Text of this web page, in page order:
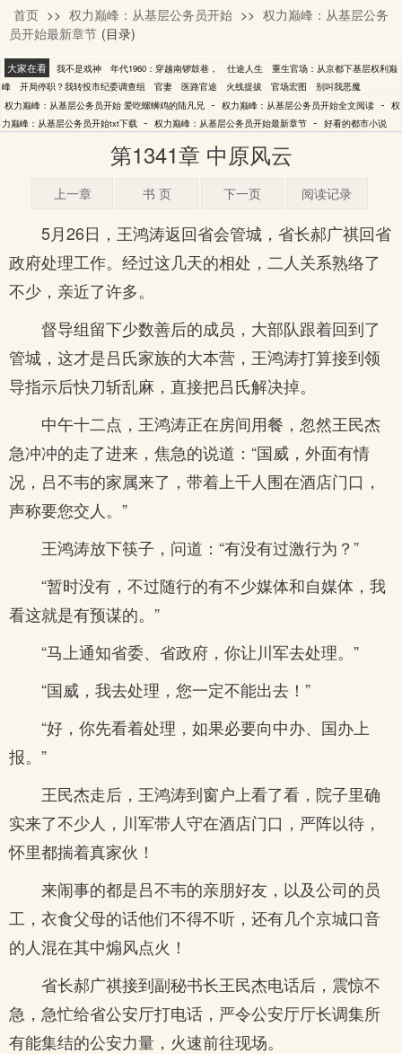
爱吃螺蛳鸡的陆凡兄
首页 >> 权力巅峰：从基层公务员开始 >> 权力巅峰：从基层公务
员开始最新章节 (目录)
大家在看 我不是戏神 年代1960：穿越南锣鼓巷， 仕途人生
重生官场：从京都下基层权利巅
峰
开局停职？我转投市纪委调查组 官妻 医路官途 火线提拔 官场宏图
别叫我恶魔
权力巅峰：从基层公务员开始 爱吃螺蛳鸡的陆凡兄 - 权力巅峰：从基层公务员开始全文阅读 - 权
力巅峰：从基层公务员开始txt下载 - 权力巅峰：从基层公务员开始最新章节 - 好看的都市小说
第1341章 中原风云
上一章 书 页 下一页 阅读记录
5月26日，王鸿涛返回省会管城，省长郝广祺回省
政府处理工作。经过这几天的相处，二人关系熟络了
不少，亲近了许多。
督导组留下少数善后的成员，大部队跟着回到了
管城，这才是吕氏家族的大本营，王鸿涛打算接到领
导指示后快刀斩乱麻，直接把吕氏解决掉。
中午十二点，王鸿涛正在房间用餐，忽然王民杰
急冲冲的走了进来，焦急的说道：“国威，外面有情
况，吕不韦的家属来了，带着上千人围在酒店门口，
声称要您交人。”
王鸿涛放下筷子，问道：“有没有过激行为？”
“暂时没有，不过随行的有不少媒体和自媒体，我
看这就是有预谋的。”
“马上通知省委、省政府，你让川军去处理。”
“国威，我去处理，您一定不能出去！”
“好，你先看着处理，如果必要向中办、国办上
报。”
王民杰走后，王鸿涛到窗户上看了看，院子里确
实来了不少人，川军带人守在酒店门口，严阵以待，
怀里都揣着真家伙！
来闹事的都是吕不韦的亲朋好友，以及公司的员
工，衣食父母的话他们不得不听，还有几个京城口音
的人混在其中煽风点火！
省长郝广祺接到副秘书长王民杰电话后，震惊不
急，急忙给省公安厅打电话，严令公安厅厅长调集所
有能集结的公安力量，火速前往现场。